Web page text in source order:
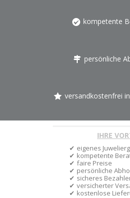
kompetente
persönliche
versandkostenfrei
IHRE
eigenes
kompetente
faire Preise
persönliche
sicheres
versicherter
kostenlose